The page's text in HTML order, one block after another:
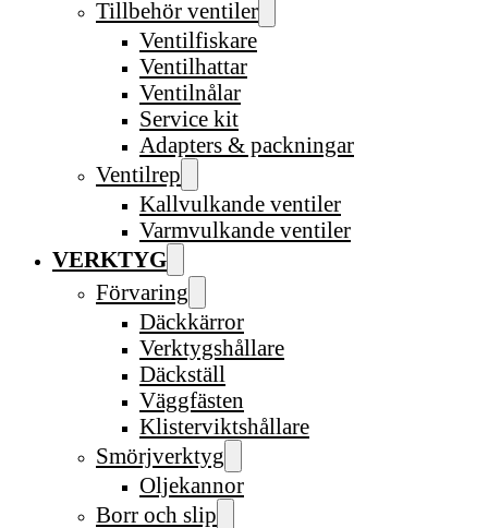
Tillbehör ventiler
Ventilfiskare
Ventilhattar
Ventilnålar
Service kit
Adapters & packningar
Ventilrep
Kallvulkande ventiler
Varmvulkande ventiler
VERKTYG
Förvaring
Däckkärror
Verktygshållare
Däckställ
Väggfästen
Klisterviktshållare
Smörjverktyg
Oljekannor
Borr och slip